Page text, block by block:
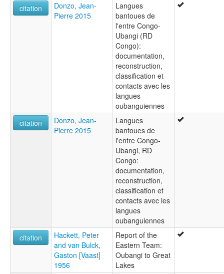
citation
Donzo, Jean-
Pierre 2015
Langues
bantoues de
l'entre Congo-
Ubangi (RD
Congo):
documentation,
reconstruction,
classification et
contacts avec les
langues
oubanguiennes
citation
Donzo, Jean-
Pierre 2015
Langues
bantoues de
l'entre Congo-
Ubangi, RD
Congo:
documentation,
reconstruction,
classification et
contacts avec les
langues
oubanguiennes
citation
Hackett, Peter
and van Bulck,
Gaston [Vaast]
1956
Report of the
Eastern Team:
Oubangi to Great
Lakes